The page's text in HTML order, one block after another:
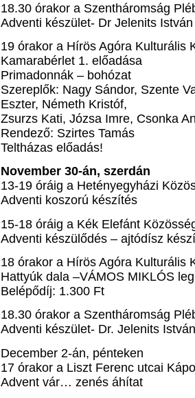
18.30 órakor a Szentháromság
Adventi készület- Dr Jelenits
19 órakor a Hírös Agóra Kulturális
Kamarabérlet 1. előadása
Primadonnák – bohózat
Szereplők: Nagy Sándor, Szente
Eszter, Németh Kristóf,
Zsurzs Kati, Józsa Imre, Csonka
Rendező: Szirtes Tamás
Teltházas előadás!
November 30-án, szerdán
13-19 óráig a Hetényegyházi
Adventi koszorú készítés
15-18 óráig a Kék Elefánt
Adventi készülődés – ajtódísz
18 órakor a Hírös Agóra Kulturális
Hattyúk dala –VÁMOS MIKLÓS
Belépődíj: 1.300 Ft
18.30 órakor a Szentháromság
Adventi készület- Dr. Jelenits
December 2-án, pénteken
17 órakor a Liszt Ferenc utcai
Advent vár… zenés áhítat